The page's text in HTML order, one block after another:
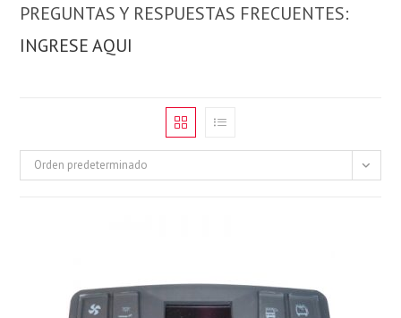
PREGUNTAS Y RESPUESTAS FRECUENTES:
INGRESE AQUI
Orden predeterminado